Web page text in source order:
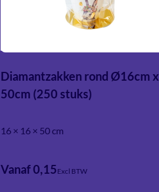
Diamantzakken rond Ø16cm x
50cm (250 stuks)
16 × 16 × 50 cm
Vanaf 0,15Excl BTW